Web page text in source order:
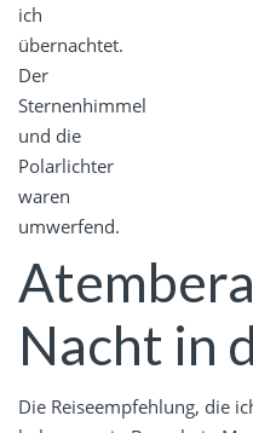
ich
übernachtet.
Der
Sternenhimmel
und die
Polarlichter
waren
umwerfend.
Nacht in
Die Reiseempfehlung, die